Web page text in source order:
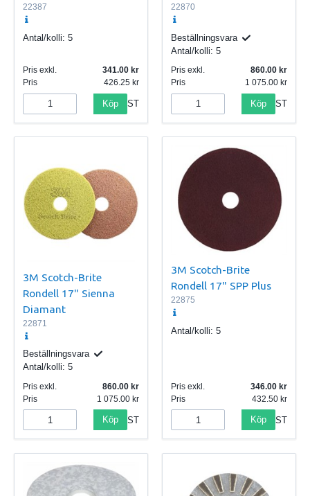
22387
Antal/kolli: 5
Pris exkl.
341.00
Pris
426.25
Köp ST
22870
Beställningsvara
Antal/kolli: 5
Pris exkl.
860.00
Pris
1 075.00
Köp ST
3M Scotch-Brite
Rondell 17" Sienna
Diamant
22871
Beställningsvara
Antal/kolli: 5
Pris exkl.
860.00
Pris
1 075.00
Köp ST
3M Scotch-Brite
Rondell 17" SPP Plus
22875
Antal/kolli: 5
Pris exkl.
346.00
Pris
432.50
Köp ST